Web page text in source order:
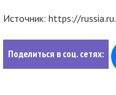
Источник: https://russia.ru.
Поделиться в соц. сетях: